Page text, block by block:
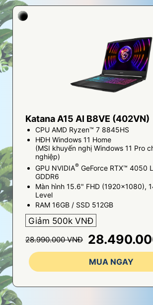
Katana A15 AI B8VE (402VN)
CPU AMD Ryzen™ 7 8845HS
HĐH Windows 11 Home
(MSI khuyến nghị Windows 11 Pro
nghiệp)
GPU NVIDIA® GeForce RTX™ 4050
GDDR6
Màn hình 15.6" FHD (1920x1080),
Level
RAM 16GB / SSD 512GB
Giảm 500k VNĐ
28.990.000 VNĐ
MUA NGAY